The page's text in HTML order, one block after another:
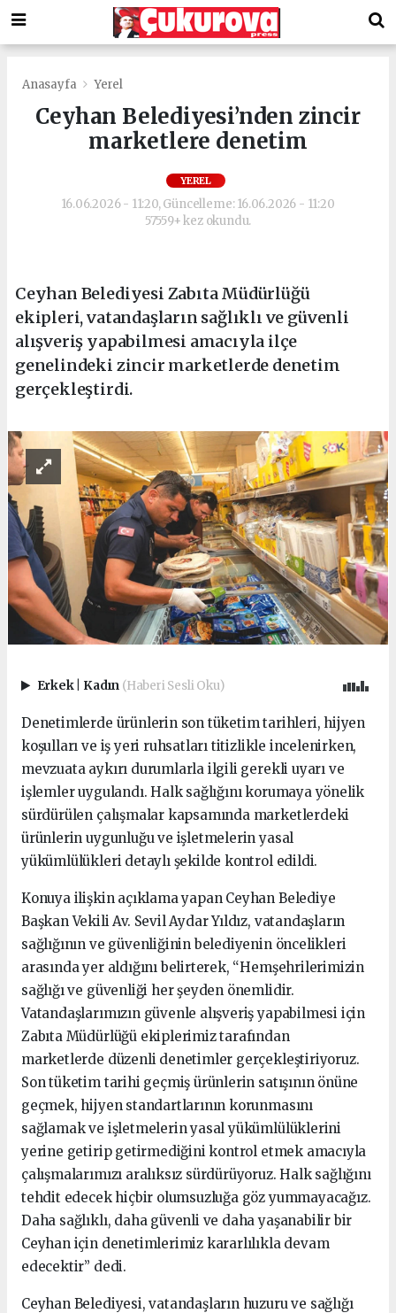
Anasayfa Yerel
Ceyhan Belediyesi’nden zincir
marketlere denetim
YEREL
16.06.2026 - 11:20, Güncelleme: 16.06.2026 - 11:20
57559+ kez okundu.
Ceyhan Belediyesi Zabıta Müdürlüğü
ekipleri, vatandaşların sağlıklı ve güvenli
alışveriş yapabilmesi amacıyla ilçe
genelindeki zincir marketlerde denetim
gerçekleştirdi.
Erkek Kadın (Haberi Sesli Oku)
Denetimlerde ürünlerin son tüketim tarihleri, hijyen
koşulları ve iş yeri ruhsatları titizlikle incelenirken,
mevzuata aykırı durumlarla ilgili gerekli uyarı ve
işlemler uygulandı. Halk sağlığını korumaya yönelik
sürdürülen çalışmalar kapsamında marketlerdeki
ürünlerin uygunluğu ve işletmelerin yasal
yükümlülükleri detaylı şekilde kontrol edildi.
Konuya ilişkin açıklama yapan Ceyhan Belediye
Başkan Vekili Av. Sevil Aydar Yıldız, vatandaşların
sağlığının ve güvenliğinin belediyenin öncelikleri
arasında yer aldığını belirterek, “Hemşehrilerimizin
sağlığı ve güvenliği her şeyden önemlidir.
Vatandaşlarımızın güvenle alışveriş yapabilmesi için
Zabıta Müdürlüğü ekiplerimiz tarafından
marketlerde düzenli denetimler gerçekleştiriyoruz.
Son tüketim tarihi geçmiş ürünlerin satışının önüne
geçmek, hijyen standartlarının korunmasını
sağlamak ve işletmelerin yasal yükümlülüklerini
yerine getirip getirmediğini kontrol etmek amacıyla
çalışmalarımızı aralıksız sürdürüyoruz. Halk sağlığını
tehdit edecek hiçbir olumsuzluğa göz yummayacağız.
Daha sağlıklı, daha güvenli ve daha yaşanabilir bir
Ceyhan için denetimlerimiz kararlılıkla devam
edecektir” dedi.
Ceyhan Belediyesi, vatandaşların huzuru ve sağlığı